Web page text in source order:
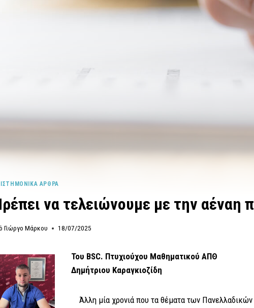
ΆΡΘΡΑ
να τελειώνουμε με την αέναη
Γιώργο Μάρκου 18/07/2025
Του BSC. Πτυχιούχου Μαθηματικού ΑΠΘ
Δημήτριου Καραγκιοζίδη
Άλλη μία χρονιά που τα θέματα των